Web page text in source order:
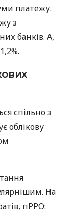
платежу.
з
банків. А,
спільно з
облікову
На
пРРО: